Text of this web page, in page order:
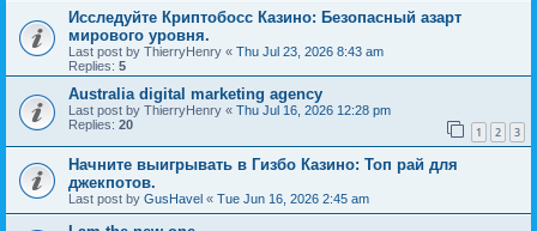
Исследуйте Криптобосс Казино: Безопасный азарт
мирового уровня.
Last post by ThierryHenry « Thu Jul 23, 2026 8:43 am
Replies: 5
Australia digital marketing agency
Last post by ThierryHenry « Thu Jul 16, 2026 12:28 pm
Replies: 20 1 2 3
Начните выигрывать в Гизбо Казино: Топ рай для
джекпотов.
Last post by GusHavel « Tue Jun 16, 2026 2:45 am